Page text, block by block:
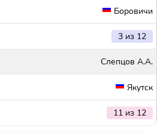
Боровичи
3 из 12
Слепцов А.А.
Якутск
11 из 12